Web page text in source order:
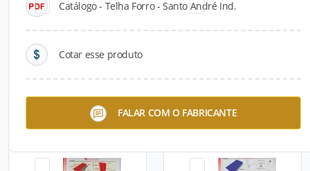
Catálogo - Telha Forro - Santo André Ind.
Cotar esse produto
FALAR COM O FABRICANTE
Telha Trapezoidal 40 - Santo
André Ind.